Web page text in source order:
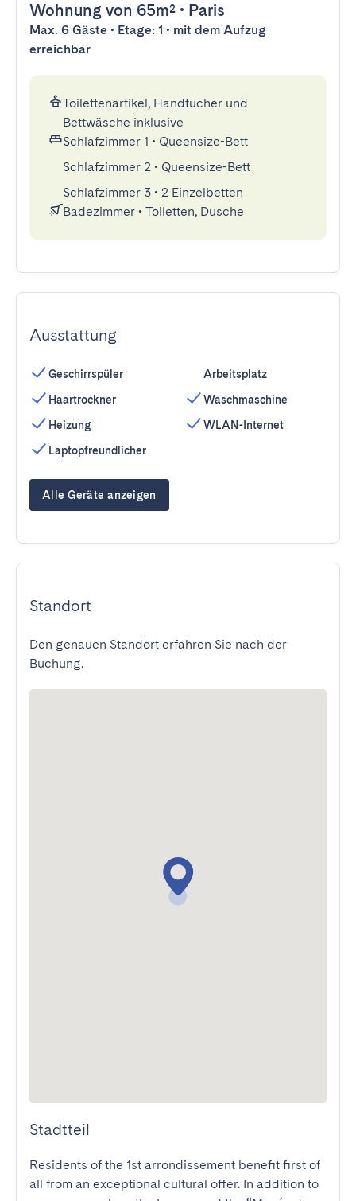
Wohnung von 65m² • Paris
Max. 6 Gäste • Etage: 1 • mit dem Aufzug
erreichbar
Toilettenartikel, Handtücher und
Bettwäsche inklusive
Schlafzimmer 1 • Queensize-Bett
Schlafzimmer 2 • Queensize-Bett
Schlafzimmer 3 • 2 Einzelbetten
Badezimmer • Toiletten, Dusche
Ausstattung
Geschirrspüler
Haartrockner
Heizung
Laptopfreundlicher
Arbeitsplatz
Waschmaschine
WLAN-Internet
Alle Geräte anzeigen
Standort
Den genauen Standort erfahren Sie nach der
Buchung.
Stadtteil
Residents of the 1st arrondissement benefit first of
all from an exceptional cultural offer. In addition to